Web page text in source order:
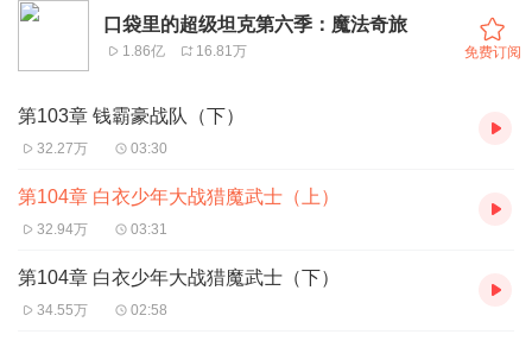
口袋里的超级坦克第六季：魔法奇旅
1.86亿 16.81万 免费订阅
第103章 钱霸豪战队（下）
32.27万 03:30
第104章 白衣少年大战猎魔武士（上）
32.94万 03:31
第104章 白衣少年大战猎魔武士（下）
34.55万 02:58